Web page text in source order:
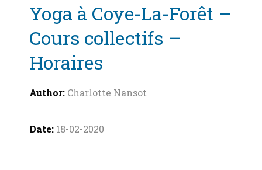
Yoga à Coye-La-Forêt –
Cours collectifs –
Horaires
Charlotte Nansot
18-02-2020